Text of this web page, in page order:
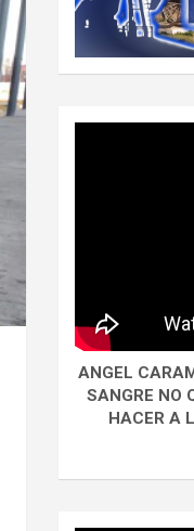
ANGEL
SANGRE NO
HACER A